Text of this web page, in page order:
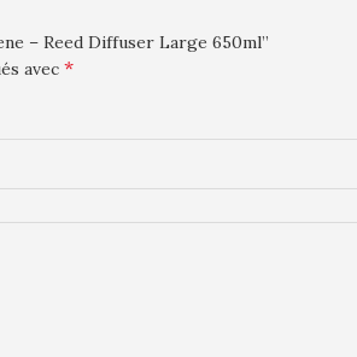
– Reed Diffuser Large 650ml”
avec *